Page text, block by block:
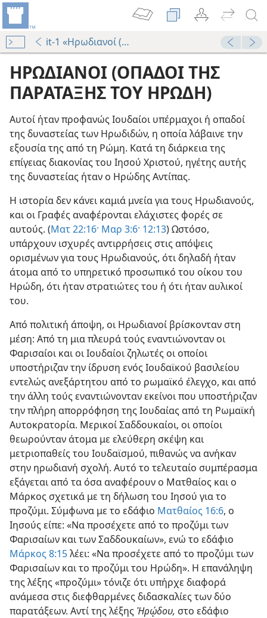
it-1 «Ηρωδιανοί (Οπαδοί της Παράταξης του
και των Σαδδουκαίων»
ΗΡΩΔΙΑΝΟΙ (ΟΠΑΔΟΙ ΤΗΣ
ΠΑΡΑΤΑΞΗΣ ΤΟΥ ΗΡΩΔΗ)
Αυτοί ήταν προφανώς Ιουδαίοι υπέρμαχοι ή οπαδοί
της δυναστείας των Ηρωδιδών, η οποία λάβαινε την
εξουσία της από τη Ρώμη. Κατά τη διάρκεια της
επίγειας διακονίας του Ιησού Χριστού, ηγέτης αυτής
της δυναστείας ήταν ο Ηρώδης Αντίπας.
Η ιστορία δεν κάνει καμιά μνεία για τους Ηρωδιανούς,
και οι Γραφές αναφέρονται ελάχιστες φορές σε
αυτούς. (Ματ 22:16· Μαρ 3:6· 12:13) Ωστόσο,
υπάρχουν ισχυρές αντιρρήσεις στις απόψεις
ορισμένων για τους Ηρωδιανούς, ότι δηλαδή ήταν
άτομα από το υπηρετικό προσωπικό του οίκου του
Ηρώδη, ότι ήταν στρατιώτες του ή ότι ήταν αυλικοί
του.
Από πολιτική άποψη, οι Ηρωδιανοί βρίσκονταν στη
μέση: Από τη μια πλευρά τούς εναντιώνονταν οι
Φαρισαίοι και οι Ιουδαίοι ζηλωτές οι οποίοι
υποστήριζαν την ίδρυση ενός Ιουδαϊκού βασιλείου
εντελώς ανεξάρτητου από το ρωμαϊκό έλεγχο, και από
την άλλη τούς εναντιώνονταν εκείνοι που υποστήριζαν
την πλήρη απορρόφηση της Ιουδαίας από τη Ρωμαϊκή
Αυτοκρατορία. Μερικοί Σαδδουκαίοι, οι οποίοι
θεωρούνταν άτομα με ελεύθερη σκέψη και
μετριοπαθείς του Ιουδαϊσμού, πιθανώς να ανήκαν
στην ηρωδιανή σχολή. Αυτό το τελευταίο συμπέρασμα
εξάγεται από τα όσα αναφέρουν ο Ματθαίος και ο
Μάρκος σχετικά με τη δήλωση του Ιησού για το
προζύμι. Σύμφωνα με το εδάφιο Ματθαίος 16:6, ο
Ιησούς είπε: «Να προσέχετε από το προζύμι των
Φαρισαίων και των Σαδδουκαίων», ενώ το εδάφιο
Μάρκος 8:15λέει: «Να προσέχετε από το προζύμι των
Φαρισαίων και το προζύμι του Ηρώδη». Η επανάληψη
της λέξης «προζύμι» τόνιζε ότι υπήρχε διαφορά
ανάμεσα στις διεφθαρμένες διδασκαλίες των δύο
παρατάξεων. Αντί της λέξης Ἡρῴδου, στο εδάφιο